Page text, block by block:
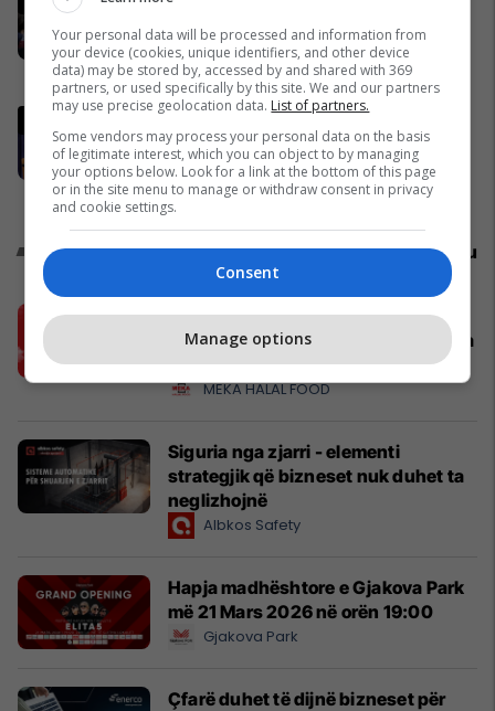
përveçëm për president, ose
partitë të merren vesh mes vete
Politikë
Irani përgatitet për luftë,
Khamenei ia lëshon kontrollin e
pushtetit besnikut Larijani
Azia
Promo Reklamo këtu
Pa stres, pa pritje - iftar më i lehtë
dhe më i shpejtë me produktet Meka
Halal Food
MEKA HALAL FOOD
Siguria nga zjarri - elementi
strategjik që bizneset nuk duhet ta
neglizhojnë
Albkos Safety
Hapja madhështore e Gjakova Park
më 21 Mars 2026 në orën 19:00
Gjakova Park
Çfarë duhet të dijnë bizneset për
Your personal data will be processed and information from
your device (cookies, unique identifiers, and other device
data) may be stored by, accessed by and shared with 369
partners, or used specifically by this site. We and our partners
may use precise geolocation data. List of partners.
Some vendors may process your personal data on the basis
of legitimate interest, which you can object to by managing
your options below. Look for a link at the bottom of this page
or in the site menu to manage or withdraw consent in privacy
and cookie settings.
Consent
Manage options